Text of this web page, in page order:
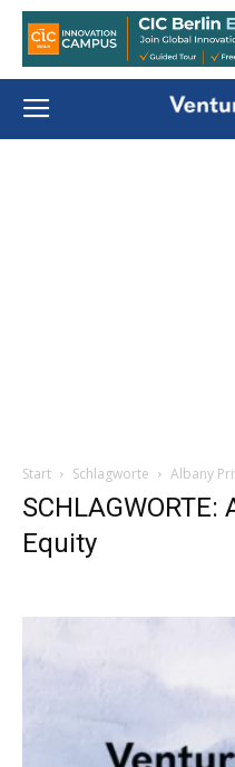
Start Schlagworte Albany
Equity